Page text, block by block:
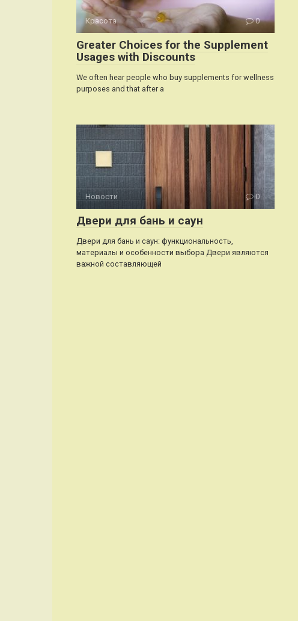
Красота 0
Greater Choices for the Supplement
Usages with Discounts
We often hear people who buy supplements for wellness
purposes and that after a
Новости 0
Двери для бань и саун
Двери для бань и саун: функциональность,
материалы и особенности выбора Двери являются
важной составляющей